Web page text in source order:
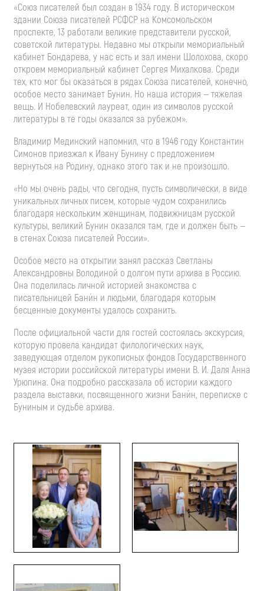
«Союз писателей был создан в 1934 году. В историческом
здании Союза писателей РСФСР на Комсомольском
проспекте, 13 работали великие представители русской,
советской литературы. Недавно мы открыли мемориальный
кабинет Бондарева, у нас есть и зал имени Шолохова, скоро
откроем мемориальный кабинет Сергея Михалкова. Среди
тех, кто мог бы оказаться в рядах Союза писателей, конечно,
особое место занимает Бунин. Но наша история — тяжелая
вещь. И Нобелевский лауреат, один из символов русской
литературы в те годы оказался за рубежом».
Владимир Мединский напомнил, что в 1946 году Константин
Симонов приезжал к Ивану Бунину с предложением
вернуться на Родину, однако этого так и не произошло.
«Но мы очень рады, что сегодня, пусть символически, в виде
уникальных личных писем, которые чудом сохранились
благодаря нескольким женщинам, подвижницам русской
культуры, великий Бунин оказался там, где и должен быть —
в стенах Союза писателей России».
Особое место на открытии занял рассказ Светланы
Александровны Володиной о долгом пути архива в Россию.
Она поделилась личной историей знакомства с
писательницей Бани́н и людьми, благодаря которым
бесценные документы удалось сохранить.
После официальной части для гостей состоялась экскурсия,
которую провела кандидат филологических наук,
заведующая отделом рукописных фондов Государственного
музея истории российской литературы имени В. И. Даля Анна
Урюпина. Она подробно рассказала об истории каждого
раздела выставки, посвященного жизни Бани́н, переписке с
Буниным и судьбе архива.